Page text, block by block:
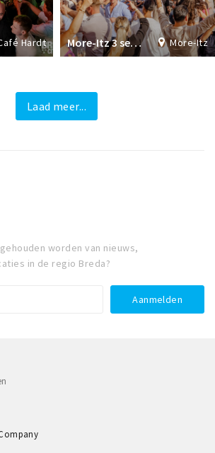
Hardt More-Itz
More-Itz 3 september 2023
Laad meer...
worden van nieuws,
in de regio Breda?